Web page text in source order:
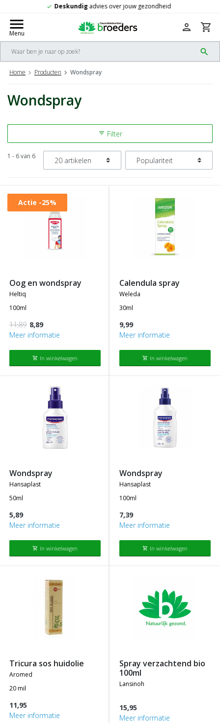
jouw gezondheid check Gratis
menu
Menu
search
person shopping_cart
Home Producten Wondspray
Wondspray
filter_list Filter
1 - 6 van 6
Actie -25%
oog en wondspray
heltiq
100ml
11,89 8,89
Meer informatie
shopping_cart In winkelwagen
calendula spray
weleda
30ml
9,99
Meer informatie
shopping_cart In winkelwagen
wondspray
hansaplast
50ml
5,89
Meer informatie
shopping_cart In winkelwagen
wondspray
hansaplast
100ml
7,39
Meer informatie
shopping_cart In winkelwagen
tricura sos huidolie
aromed
20 mil
11,95
Meer informatie
spray verzachtend bio
100ml
lansinoh
15,95
Meer informatie